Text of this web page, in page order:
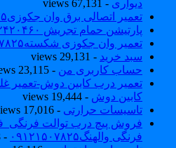
دیواری - 67,131 views
تعمیر اتصالی برق وان جکوزی۰۹۱۲۱۵۰۷۸۲۵
پارتیشن حمام تجریش ۲۲۴۲۰۴۶۰
تعمیر وان جکوزی شکسته۰۹۱۲۱۵۰۷۸۲۵
سبد خرید - 29,131 views
حساب کاربری من- 23,115 views
تعمیر درب کابین دوش-تعمیر
کابین دوش- 19,444 views
تاسیسات حرارتی- 17,016 views
فروش پیچ درب توالت
فرنگی والهنگ۰۹۱۲۱۵۰۷۸۲۵
- 16,778 views